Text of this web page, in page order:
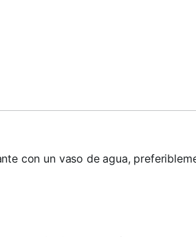
con un vaso de agua,